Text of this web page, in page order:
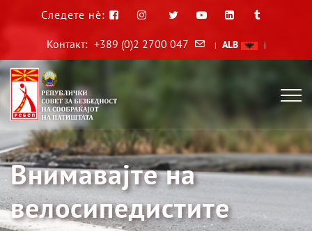
Следете нè:
Контакт: +389 (0)2 2700 047 | ALB |
Внимавајте на
велосипедистите